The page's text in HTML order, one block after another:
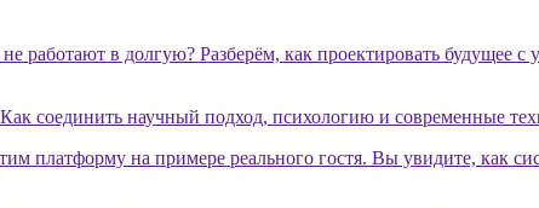
работают в долгую? Разберём, как проектировать будущее
Как соединить научный подход, психологию и современные
платформу на примере реального гостя. Вы увидите, как